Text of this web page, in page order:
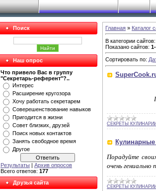
Поиск
Наш опрос
Что привело Вас в группу
"Секретарь-референт"?..
Интерес
Расширение кругозора
Хочу работать секретарем
Соверешенствование навыков
Пригодится в жизни
Совет близких, друзей
Поиск новых контактов
Занять свободное время
Другое
Результаты | Архив опросов
Всего ответов: 177
Друзья сайта
Главная » Каталог
В категории сайтов:
Показано сайтов:
Сортировать по:
СЕКРЕТЫ
Порадуйте
очень
СЕКРЕТЫ